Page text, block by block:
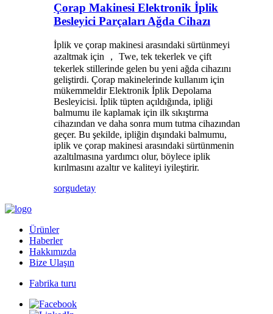
Çorap Makinesi Elektronik İplik
Besleyici Parçaları Ağda Cihazı
İplik ve çorap makinesi arasındaki sürtünmeyi
azaltmak için ， Twe, tek tekerlek ve çift
tekerlek stillerinde gelen bu yeni ağda cihazını
geliştirdi. Çorap makinelerinde kullanım için
mükemmeldir Elektronik İplik Depolama
Besleyicisi. İplik tüpten açıldığında, ipliği
balmumu ile kaplamak için ilk sıkıştırma
cihazından ve daha sonra mum tutma cihazından
geçer. Bu şekilde, ipliğin dışındaki balmumu,
iplik ve çorap makinesi arasındaki sürtünmenin
azaltılmasına yardımcı olur, böylece iplik
kırılmasını azaltır ve kaliteyi iyileştirir.
sorgudetay
Ürünler
Haberler
Hakkımızda
Bize Ulaşın
Fabrika turu